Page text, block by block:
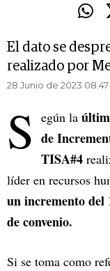
El dato se
realizado por
28 Junio de 2023 08.47
S egún la
de
TISA#4
líder en recursos
un incremento del
de convenio.
Si se toma como